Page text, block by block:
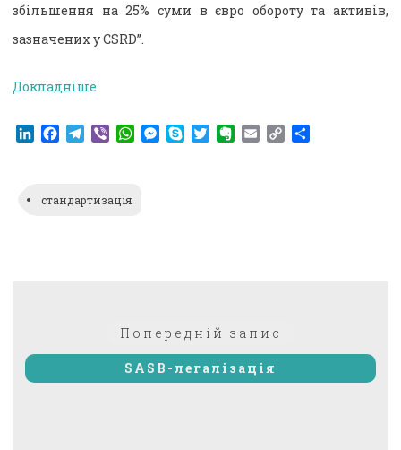
збільшення на 25% суми в євро обороту та активів,
зазначених у CSRD”.
Докладніше
LinkedIn
Facebook
Telegram
ViberWhatsApp
Messenger
SkypeTwitterEvernote
EmailCopy
стандартизація
Попередній запис
SASB-легалізація